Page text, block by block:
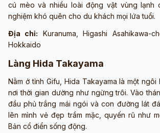
cú mèo và nhiều loài động vật vùng lạnh
nghiệm khó quên cho du khách mọi lứa tuổi.
Địa chỉ: Kuranuma, Higashi Asahikawa-
Hokkaido
Làng Hida Takayama
Nằm ở tỉnh Gifu, Hida Takayama là một ngôi
nơi thời gian dường như ngừng trôi. Vào
đầu phủ trắng mái ngói và con đường lát
lên mình vẻ đẹp trầm mặc, quyến rũ như
Bản cổ điển sống động.